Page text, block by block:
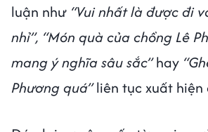
luận như “Vui nhất là được đi
nhỉ”, “Món quà của chồng Lê
mang ý nghĩa sâu sắc”hay
Phương quá”liên tục xuất